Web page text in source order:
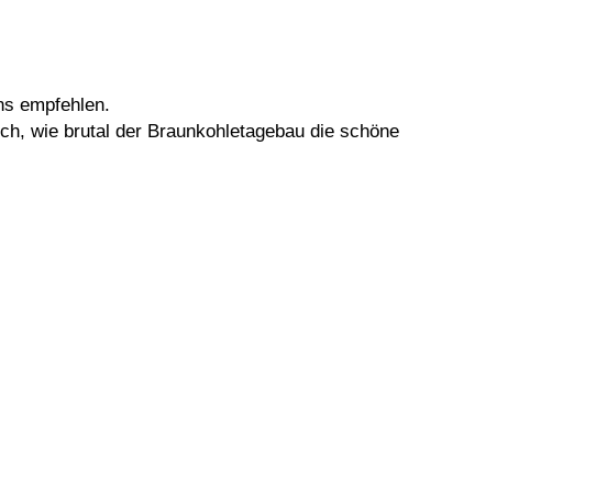
empfehlen.
wie brutal der Braunkohletagebau die schöne